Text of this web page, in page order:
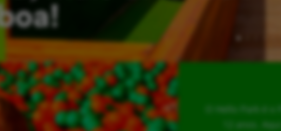
O Hello Park é
12 anos.